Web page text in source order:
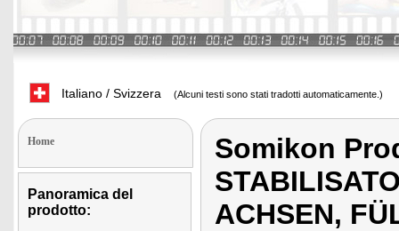
Italiano / Svizzera (Alcuni testi sono stati tradotti automaticamente.)
Home
Panoramica del
prodotto:
Somikon
ACHSEN,